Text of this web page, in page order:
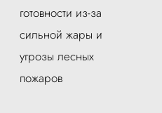
готовности из-за
сильной жары и
угрозы лесных
пожаров